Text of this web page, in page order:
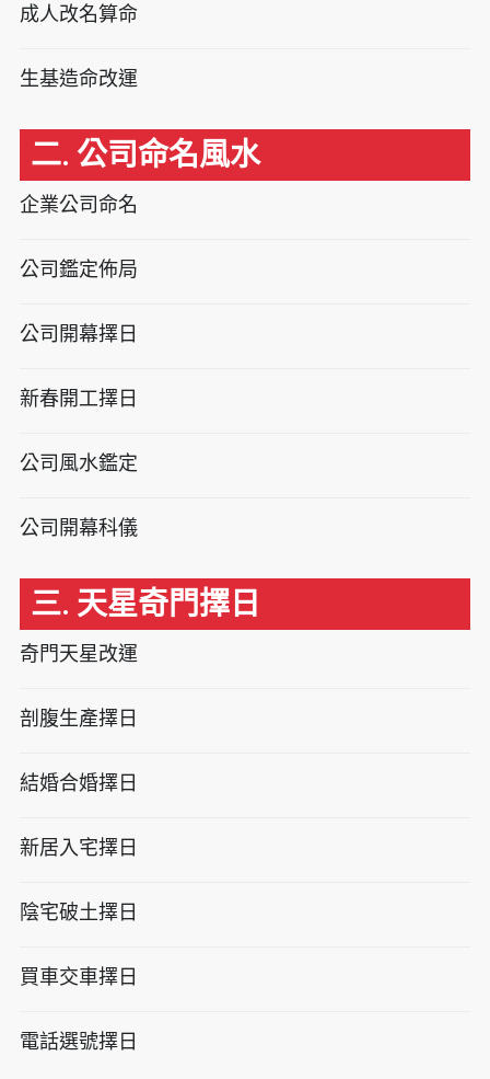
成人改名算命
生基造命改運
二. 公司命名風水
企業公司命名
公司鑑定佈局
公司開幕擇日
新春開工擇日
公司風水鑑定
公司開幕科儀
三. 天星奇門擇日
奇門天星改運
剖腹生產擇日
結婚合婚擇日
新居入宅擇日
陰宅破土擇日
買車交車擇日
電話選號擇日